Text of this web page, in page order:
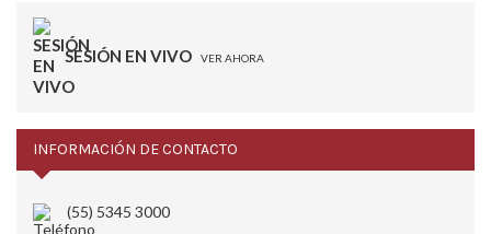
SESIÓN EN VIVO VER AHORA
INFORMACIÓN DE CONTACTO
(55) 5345 3000